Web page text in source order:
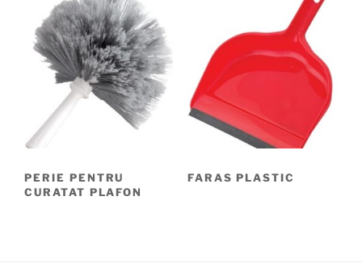
PERIE PENTRU
CURATAT PLAFON
FARAS PLASTIC